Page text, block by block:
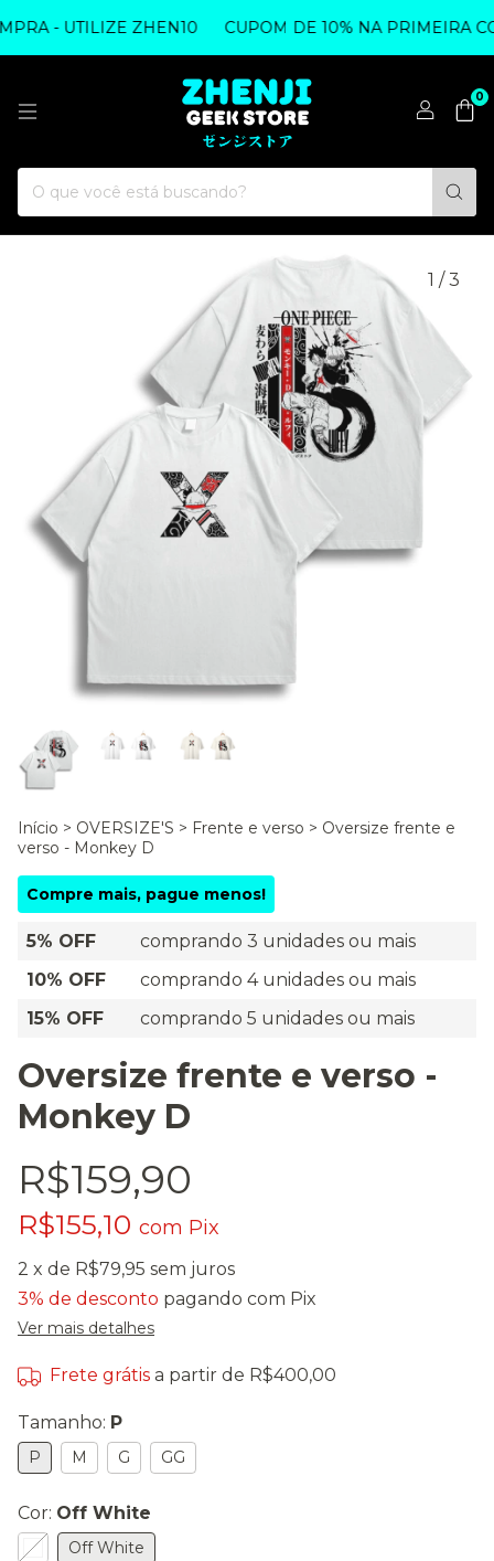
- UTILIZE ZHEN10 CUPOM DE 10% NA PRIMEIRA
0
1 / 3
Início > OVERSIZE'S > Frente e verso > Oversize frente e
verso - Monkey D
Compre mais, pague menos!
5% OFF
comprando 3 unidades ou mais
10% OFF
comprando 4 unidades ou mais
15% OFF
comprando 5 unidades ou mais
Oversize frente e verso -
Monkey D
R$159,90
R$155,10 com Pix
2 x de R$79,95 sem juros
3% de desconto pagando com Pix
Ver mais detalhes
Frete grátis a partir de R$400,00
Tamanho: P
P M G GG
Cor: Off White
Off White